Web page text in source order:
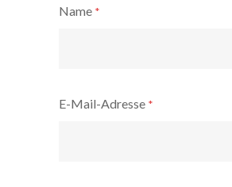
Name *
E-Mail-Adresse *